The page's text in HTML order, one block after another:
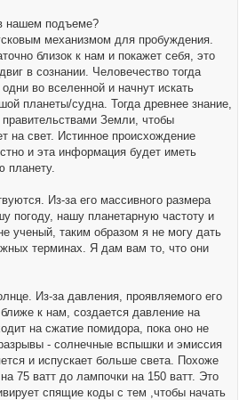
нашем подъеме?
механизмом для пробуждения.
близок к нам и покажет себя, это
в сознании. Человечество тогда
во вселенной и начнут искать
планеты/судна. Тогда древнее знание,
Земли, чтобы
на свет. Истинное происхождение
и эта информация будет иметь
планету.
Из-за его массивного размера
погоду, нашу планетарную частоту и
ученый, таким образом я не могу дать
терминах. Я дам вам то, что они
Из-за давления, проявляемого его
к нам, создается давление на
на сжатие помидора, пока оно не
- солнечные вспышки и эмиссия
и испускает больше света. Похоже
75 ватт до лампочки на 150 ватт. Это
спящие коды с тем ,чтобы начать